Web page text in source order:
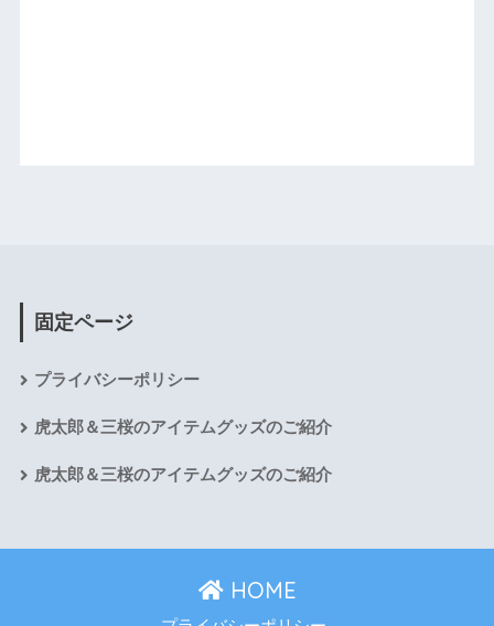
固定ページ
プライバシーポリシー
虎太郎＆三桜のアイテムグッズのご紹介
虎太郎＆三桜のアイテムグッズのご紹介
HOME